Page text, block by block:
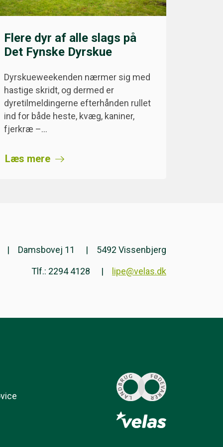
Flere dyr af alle slags på
Det Fynske Dyrskue
Dyrskueweekenden nærmer sig med
hastige skridt, og dermed er
dyretilmeldingerne efterhånden rullet
ind for både heste, kvæg, kaniner,
fjerkræ –…
Læs mere
Damsbovej 11 5492 Vissenbjerg
Tlf.: 2294 4128 lipe@velas.dk